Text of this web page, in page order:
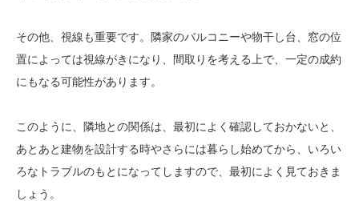
その他、視線も重要です。隣家のバルコニーや物干し台、窓の位
置によっては視線がきになり、間取りを考える上で、一定の成約
にもなる可能性があります。
このように、隣地との関係は、最初によく確認しておかないと、
あとあと建物を設計する時やさらには暮らし始めてから、いろい
ろなトラブルのもとになってしますので、最初によく見ておきま
しょう。